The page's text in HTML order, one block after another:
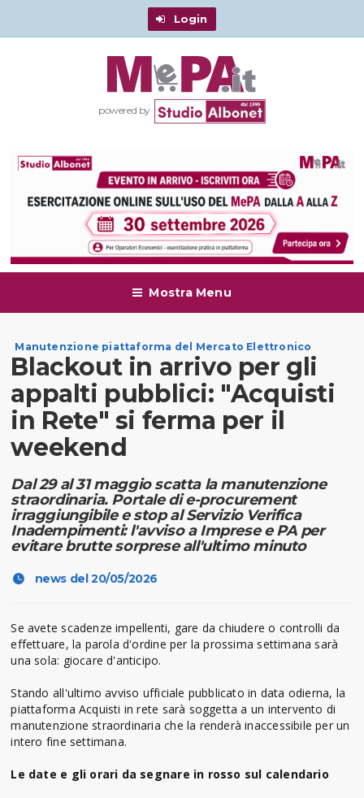
Login
powered by
Mostra Menu
Manutenzione piattaforma del Mercato Elettronico
Blackout in arrivo per gli
appalti pubblici: "Acquisti
in Rete" si ferma per il
weekend
Dal 29 al 31 maggio scatta la manutenzione
straordinaria. Portale di e-procurement
irraggiungibile e stop al Servizio Verifica
Inadempimenti: l'avviso a Imprese e PA per
evitare brutte sorprese all'ultimo minuto
news del 20/05/2026
Se avete scadenze impellenti, gare da chiudere o controlli da
effettuare, la parola d'ordine per la prossima settimana sarà
una sola: giocare d'anticipo.
Stando all'ultimo avviso ufficiale pubblicato in data odierna, la
piattaforma Acquisti in rete sarà soggetta a un intervento di
manutenzione straordinaria che la renderà inaccessibile per un
intero fine settimana.
Le date e gli orari da segnare in rosso sul calendario